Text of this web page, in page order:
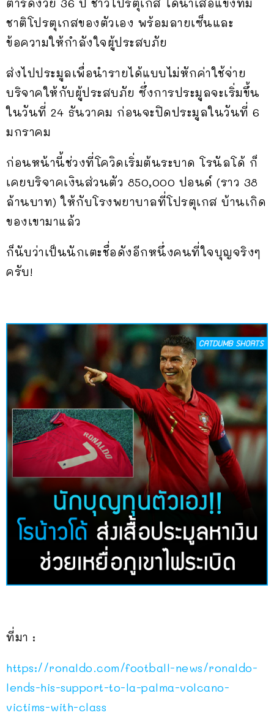
ตาร์ดังวัย 36 ปี ชาวโปรตุเกส ได้นำเสื้อแข่งทีม
ชาติโปรตุเกสของตัวเอง พร้อมลายเซ็นและ
ข้อความให้กำลังใจผู้ประสบภัย
ส่งไปประมูลเพื่อนำรายได้แบบไม่หักค่าใช้จ่าย
บริจาคให้กับผู้ประสบภัย ซึ่งการประมูลจะเริ่มขึ้น
ในวันที่ 24 ธันวาคม ก่อนจะปิดประมูลในวันที่ 6
มกราคม
ก่อนหน้านี้ช่วงที่โควิดเริ่มต้นระบาด โรนัลโด้ ก็
เคยบริจาคเงินส่วนตัว 850,000 ปอนด์ (ราว 38
ล้านบาท) ให้กับโรงพยาบาลที่โปรตุเกส บ้านเกิด
ของเขามาแล้ว
ก็นับว่าเป็นนักเตะชื่อดังอีกหนึ่งคนที่ใจบุญจริงๆ
ครับ!
ที่มา :
https://ronaldo.com/football-news/ronaldo-
lends-his-support-to-la-palma-volcano-
victims-with-class